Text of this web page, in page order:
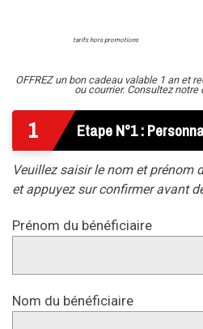
tarifs hors promotions
OFFREZ un bon cadeau valable 1 an et
ou courrier. Consultez notre
1 Etape N°1 :
Veuillez saisir le nom et prénom
et appuyez sur confirmer avant
Prénom du bénéficiaire
Nom du bénéficiaire